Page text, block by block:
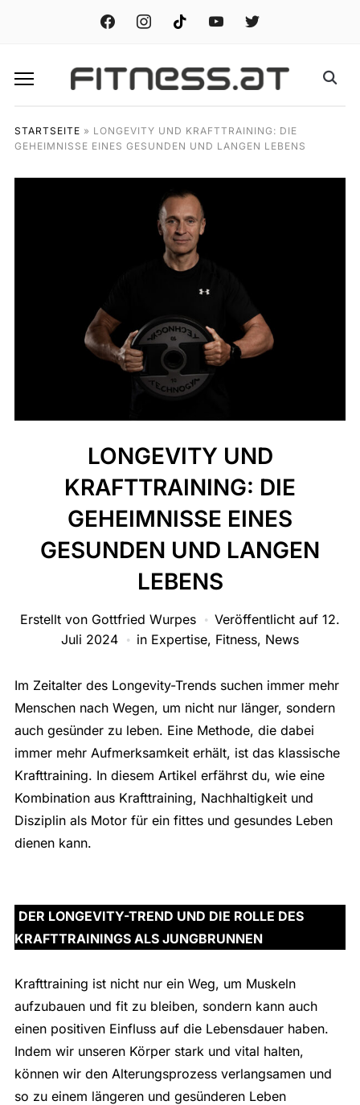
facebook instagramtiktok youtube twitter
STARTSEITE » LONGEVITY UND KRAFTTRAINING: DIE
GEHEIMNISSE EINES GESUNDEN UND LANGEN LEBENS
LONGEVITY UND
KRAFTTRAINING: DIE
GEHEIMNISSE EINES
GESUNDEN UND LANGEN
LEBENS
Erstellt von Gottfried Wurpes Veröffentlicht auf 12.
Juli 2024
in Expertise, Fitness, News
Im Zeitalter des Longevity-Trends suchen immer mehr
Menschen nach Wegen, um nicht nur länger, sondern
auch gesünder zu leben. Eine Methode, die dabei
immer mehr Aufmerksamkeit erhält, ist das klassische
Krafttraining. In diesem Artikel erfährst du, wie eine
Kombination aus Krafttraining, Nachhaltigkeit und
Disziplin als Motor für ein fittes und gesundes Leben
dienen kann.
DER LONGEVITY-TREND UND DIE ROLLE DES
KRAFTTRAININGS ALS JUNGBRUNNEN
Krafttraining ist nicht nur ein Weg, um Muskeln
aufzubauen und fit zu bleiben, sondern kann auch
einen positiven Einfluss auf die Lebensdauer haben.
Indem wir unseren Körper stark und vital halten,
können wir den Alterungsprozess verlangsamen und
so zu einem längeren und gesünderen Leben